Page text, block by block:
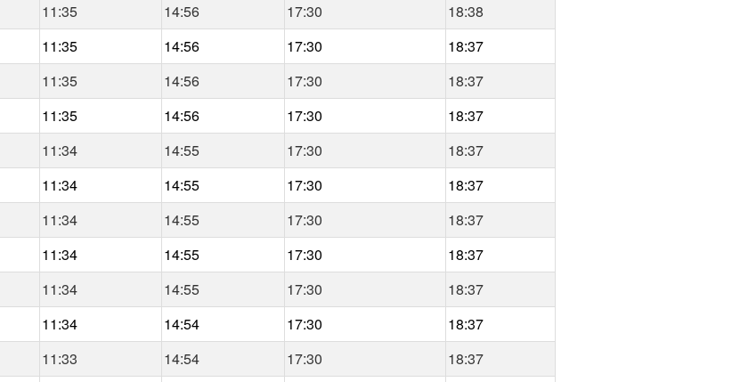
11:35 14:56 17:30
18:38
11:35 14:56 17:30
18:37
11:35 14:56 17:30
18:37
11:35 14:56 17:30
18:37
11:34 14:55 17:30
18:37
11:34 14:55 17:30
18:37
11:34 14:55 17:30
18:37
11:34 14:55 17:30
18:37
11:34 14:55 17:30
18:37
11:34 14:54 17:30
18:37
11:33 14:54 17:30
18:37